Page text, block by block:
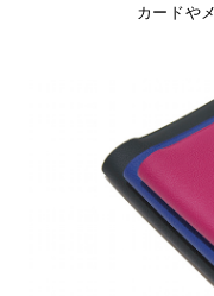
カードや